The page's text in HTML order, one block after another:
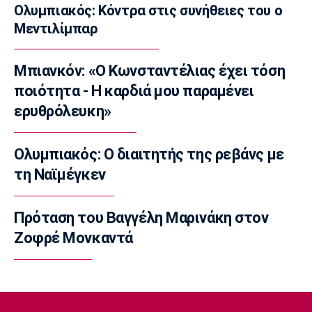
Super League 2
Στον Πανσερραϊκό ο Μπίτζιος
17:45
Super League 1
Γιαννούλης: «Δεν βλέπω την... ώρα να παίξω»
(vid)
17:30
Φιλική ήττα της Εθνικής γυναικών από την
Ιταλία
17:15
Σπορ
Ιστιοπλοΐα: Αναβλήθηκαν οι χθεσινές
Ολυμπιακός: Κόντρα στις συνήθειες του ο
Μεντιλίμπαρ
Μπιανκόν: «Ο Κωνσταντέλιας έχει τόση
ποιότητα - Η καρδιά μου παραμένει
ερυθρόλευκη»
Ολυμπιακός: Ο διαιτητής της ρεβάνς με
τη Ναϊμέγκεν
Πρόταση του Βαγγέλη Μαρινάκη στον
Ζοφρέ Μονκαντά